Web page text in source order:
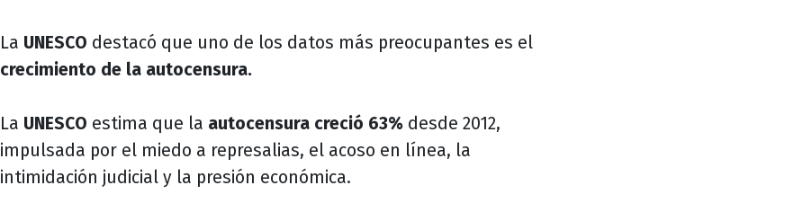
La UNESCO destacó que uno de los datos más preocupantes es el
crecimiento de la autocensura.
La UNESCO estima que la autocensura creció 63%desde 2012,
impulsada por el miedo a represalias, el acoso en línea, la
intimidación judicial y la presión económica.